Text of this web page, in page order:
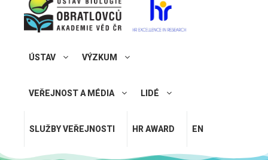
ÚSTAV VÝZKUM
VEŘEJNOST A MÉDIA LIDÉ
SLUŽBY VEŘEJNOSTI HR AWARD EN